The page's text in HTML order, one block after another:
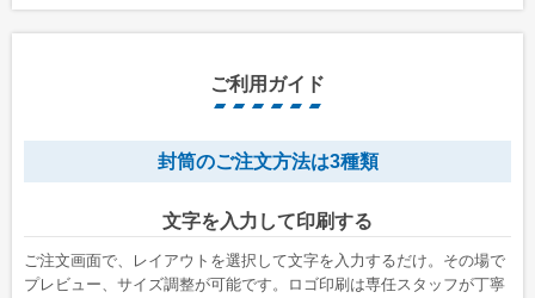
W142 x H332 mm
A4縦二つ折りが入る
W119 x H277 mm
B5縦二つ折りが入る
ご利用ガイド
封筒のご注文方法は3種類
文字を入力して印刷する
ご注文画面で、レイアウトを選択して文字を入力するだけ。その場で
プレビュー、サイズ調整が可能です。ロゴ印刷は専任スタッフが丁寧